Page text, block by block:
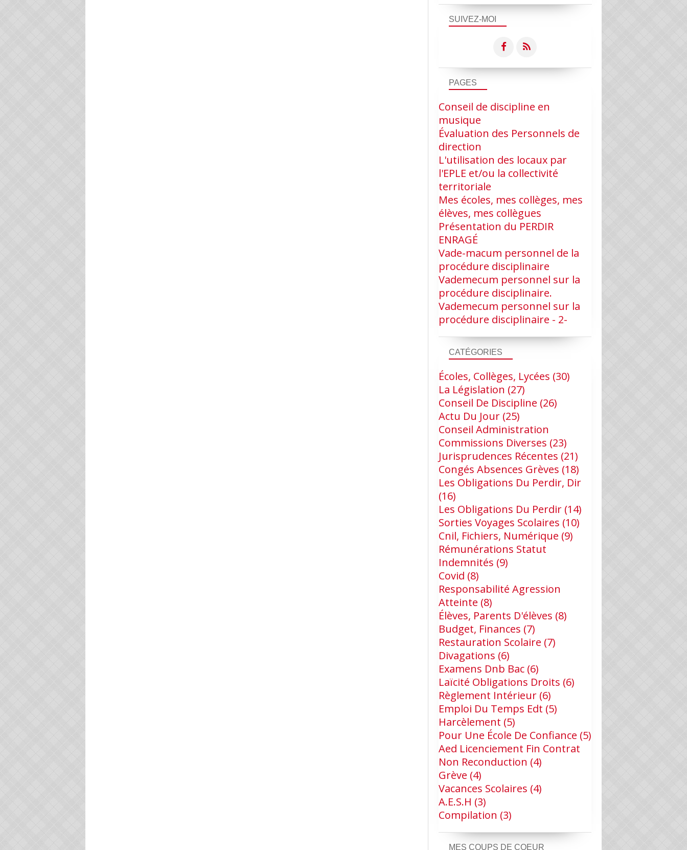
SUIVEZ-MOI
PAGES
Conseil de discipline en
musique
Évaluation des Personnels de
direction
L'utilisation des locaux par
l'EPLE et/ou la collectivité
territoriale
Mes écoles, mes collèges, mes
élèves, mes collègues
Présentation du PERDIR
ENRAGÉ
Vade-macum personnel de la
procédure disciplinaire
Vademecum personnel sur la
procédure disciplinaire.
Vademecum personnel sur la
procédure disciplinaire - 2-
CATÉGORIES
Écoles, Collèges, Lycées (30)
La Législation (27)
Conseil De Discipline (26)
Actu Du Jour (25)
Conseil Administration
Commissions Diverses (23)
Jurisprudences Récentes (21)
Congés Absences Grèves (18)
Les Obligations Du Perdir, Dir
(16)
Les Obligations Du Perdir (14)
Sorties Voyages Scolaires (10)
Cnil, Fichiers, Numérique (9)
Rémunérations Statut
Indemnités (9)
Covid (8)
Responsabilité Agression
Atteinte (8)
Élèves, Parents D'élèves (8)
Budget, Finances (7)
Restauration Scolaire (7)
Divagations (6)
Examens Dnb Bac (6)
Laïcité Obligations Droits (6)
Règlement Intérieur (6)
Emploi Du Temps Edt (5)
Harcèlement (5)
Pour Une École De Confiance (5)
Aed Licenciement Fin Contrat
Non Reconduction (4)
Grève (4)
Vacances Scolaires (4)
A.e.s.h (3)
Compilation (3)
MES COUPS DE COEUR